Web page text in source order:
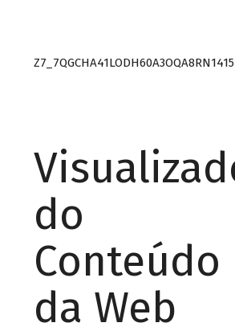
Z7_7QGCHA41LODH60A3OQA8RN1415
do
Conteúdo
da Web